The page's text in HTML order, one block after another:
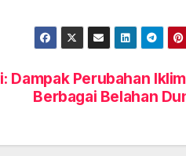
Dampak Perubahan
Berbagai Belahan